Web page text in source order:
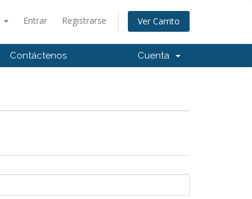
Entrar Registrarse Ver Carrito
Contáctenos Cuenta